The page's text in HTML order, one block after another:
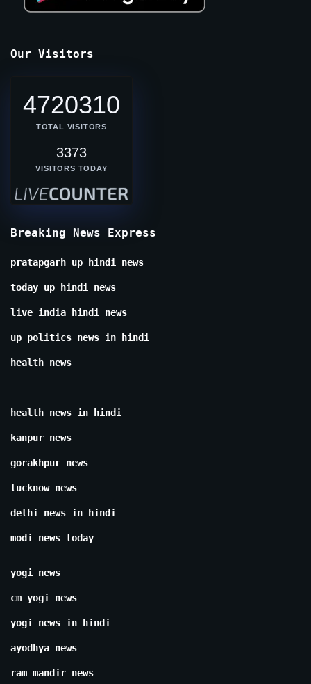
Our Visitors
4720310
TOTAL VISITORS
3373
VISITORS TODAY
Breaking News Express
pratapgarh up hindi news
today up hindi news
live india hindi news
up politics news in hindi
health news
health news in hindi
kanpur news
gorakhpur news
lucknow news
delhi news in hindi
modi news today
yogi news
cm yogi news
yogi news in hindi
ayodhya news
ram mandir news